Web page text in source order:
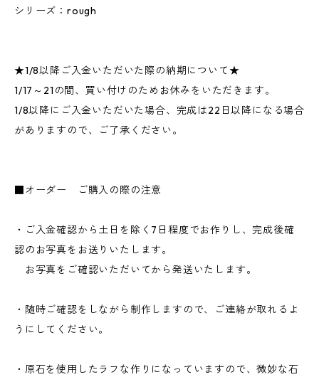
シリーズ：rough
★1/8以降ご入金いただいた際の納期について★
1/17～21の間、買い付けのためお休みをいただきます。
1/8以降にご入金いただいた場合、完成は22日以降になる場合
がありますので、ご了承ください。
■オーダー ご購入の際の注意
・ご入金確認から土日を除く7日程度でお作りし、完成後確
認のお写真をお送りいたします。
お写真をご確認いただいてから発送いたします。
・随時ご確認をしながら制作しますので、ご連絡が取れるよ
うにしてください。
・原石を使用したラフな作りになっていますので、微妙な石